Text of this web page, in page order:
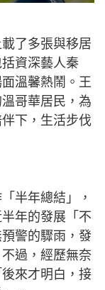
了多張與移居
資深藝人秦
溫馨熱鬧。王
哥華居民，為
下，生活步伐
半年總結」，
年的發展「不
警的驟雨，發
過，經歷無奈
來才明白，接